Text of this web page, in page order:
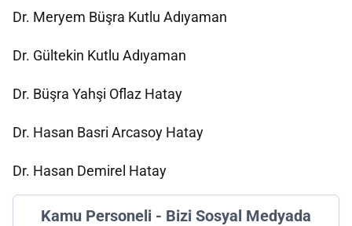
Dr. Meryem Büşra Kutlu Adıyaman
Dr. Gültekin Kutlu Adıyaman
Dr. Büşra Yahşi Oflaz Hatay
Dr. Hasan Basri Arcasoy Hatay
Dr. Hasan Demirel Hatay
Kamu Personeli - Bizi Sosyal Medyada